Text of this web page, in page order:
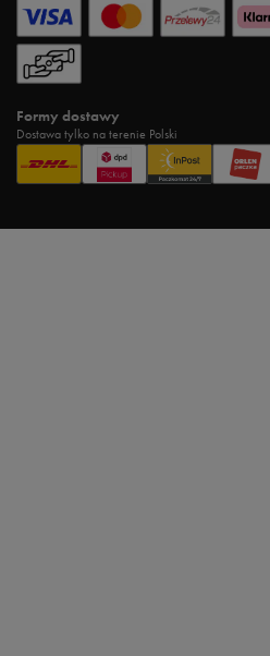
Formy dostawy
Dostawa tylko na terenie Polski